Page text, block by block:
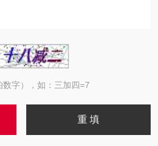
字），如：三加四=7